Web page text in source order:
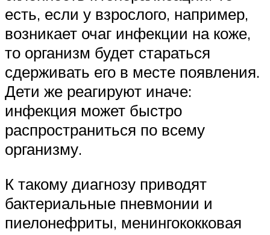
есть, если у взрослого, например,
возникает очаг инфекции на коже,
то организм будет стараться
сдерживать его в месте появления.
Дети же реагируют иначе:
инфекция может быстро
распространиться по всему
организму.
К такому диагнозу приводят
бактериальные пневмонии и
пиелонефриты, менингококковая